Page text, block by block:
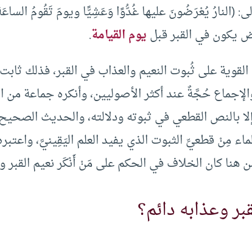
(النارُ يُعْرَضُونَ عليها غُدُّوًا وَعَشِيًّا ويومَ تَقُومُ
يوم القيامة.
على ثُبوت النعيم والعذاب في القبر، فذلك
حُجَّةٌ عند أكثر الأصوليين، وأنكره جماعة
إلا بالنص القطعي في ثبوته ودلالته، والحديث
مِنْ قطعيِّ الثبوت الذي يفيد العلم اليَقِينيَّ،
هنا كان الخلاف في الحكم على مَنْ أَنْكَر نعيم القبر
وعذابه دائم؟